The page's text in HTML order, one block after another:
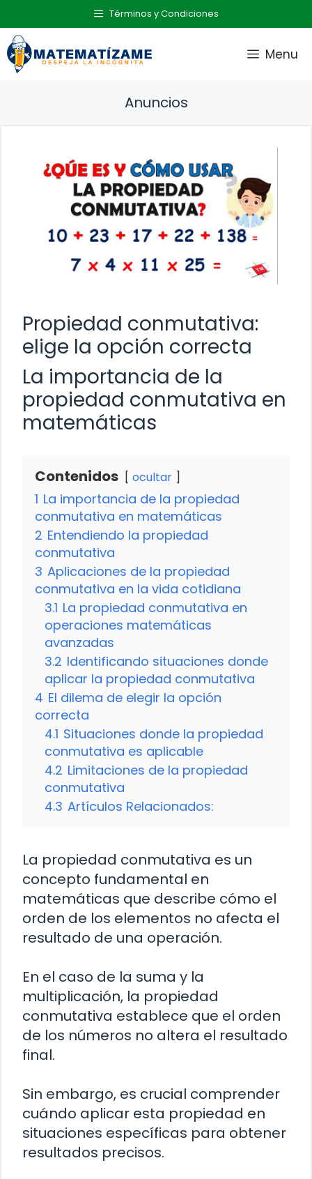
al
contenido
Términos y Condiciones
Menu
Anuncios
Propiedad conmutativa:
elige la opción correcta
La importancia de la
propiedad conmutativa en
matemáticas
Contenidos ocultar
1 La importancia de la propiedad
conmutativa en matemáticas
2 Entendiendo la propiedad
conmutativa
3 Aplicaciones de la propiedad
conmutativa en la vida cotidiana
3.1 La propiedad conmutativa en
operaciones matemáticas
avanzadas
3.2 Identificando situaciones donde
aplicar la propiedad conmutativa
4 El dilema de elegir la opción
correcta
4.1 Situaciones donde la propiedad
conmutativa es aplicable
4.2 Limitaciones de la propiedad
conmutativa
4.3 Artículos Relacionados:
La propiedad conmutativa es un
concepto fundamental en
matemáticas que describe cómo el
orden de los elementos no afecta el
resultado de una operación.
En el caso de la suma y la
multiplicación, la propiedad
conmutativa establece que el orden
de los números no altera el resultado
final.
Sin embargo, es crucial comprender
cuándo aplicar esta propiedad en
situaciones específicas para obtener
resultados precisos.